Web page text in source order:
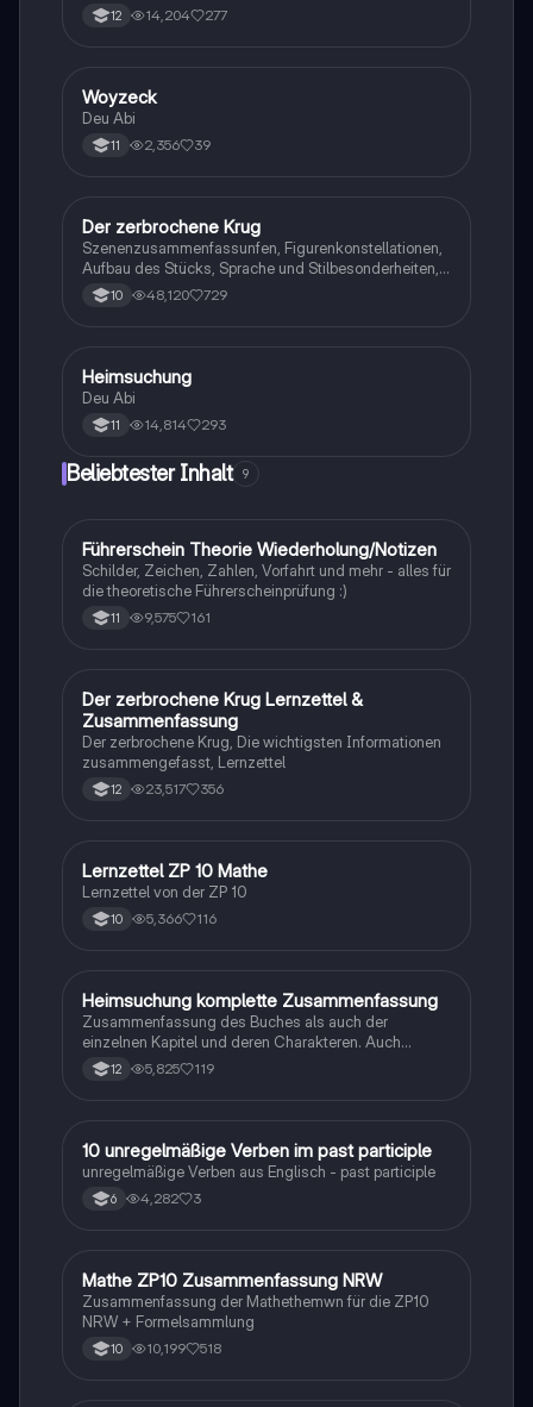
12 14,204 277
Deutsch
Woyzeck
Deu Abi
11 2,356 39
Deutsch
Der zerbrochene Krug
Szenenzusammenfassunfen, Figurenkonstellationen,
Aufbau des Stücks, Sprache und Stilbesonderheiten,
Aussageabsicht, Thematik, Interpretation
10 48,120 729
Deutsch
Heimsuchung
Deu Abi
11 14,814 293
Beliebtester Inhalt 9
Lerntipps
Führerschein Theorie Wiederholung/Notizen
Schilder, Zeichen, Zahlen, Vorfahrt und mehr - alles für
die theoretische Führerscheinprüfung :)
11 9,575 161
Deutsch
Der zerbrochene Krug Lernzettel &
Zusammenfassung
Der zerbrochene Krug, Die wichtigsten Informationen
zusammengefasst, Lernzettel
12 23,517 356
Mathe
Lernzettel ZP 10 Mathe
Lernzettel von der ZP 10
10 5,366 116
Deutsch
Heimsuchung komplette Zusammenfassung
Zusammenfassung des Buches als auch der
einzelnen Kapitel und deren Charakteren. Auch
tabellarisch. Im Unterricht ohne KI erstellt
12 5,825 119
1 Englisch
10 unregelmäßige Verben im past participle
unregelmäßige Verben aus Englisch - past participle
6 4,282 3
Mathe
Mathe ZP10 Zusammenfassung NRW
Zusammenfassung der Mathethemwn für die ZP10
NRW + Formelsammlung
10 10,199 518